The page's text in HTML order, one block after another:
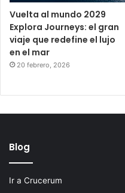
Vuelta al mundo 2029
Explora Journeys: el gran
viaje que redefine el lujo
en el mar
20 febrero, 2026
Blog
Ir a Crucerum